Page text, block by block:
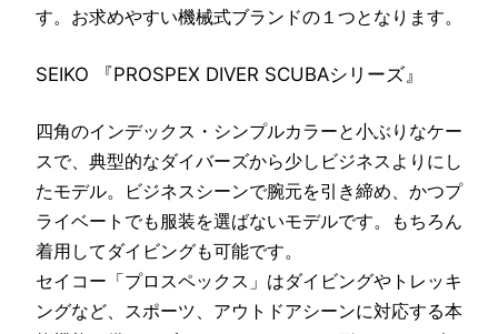
す。お求めやすい機械式ブランドの１つとなります。
SEIKO 『PROSPEX DIVER SCUBAシリーズ』
四角のインデックス・シンプルカラーと小ぶりなケー
スで、典型的なダイバーズから少しビジネスよりにし
たモデル。ビジネスシーンで腕元を引き締め、かつプ
ライベートでも服装を選ばないモデルです。もちろん
着用してダイビングも可能です。
セイコー「プロスペックス」はダイビングやトレッキ
ングなど、スポーツ、アウトドアシーンに対応する本